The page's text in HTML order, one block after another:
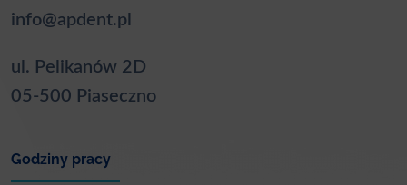
info@apdent.pl
ul. Pelikanów 2D
05-500 Piaseczno
Godziny pracy